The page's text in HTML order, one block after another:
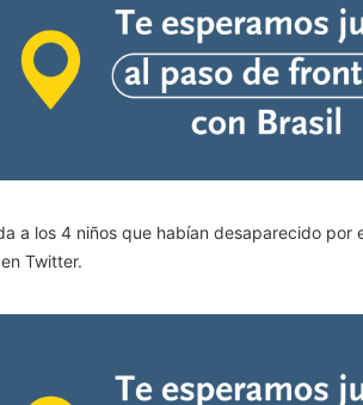
a los 4 niños que habían desaparecido por
Twitter.